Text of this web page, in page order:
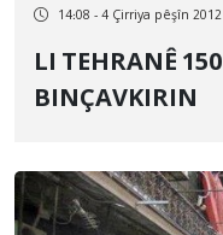
14:08 - 4 Çirriya pêşîn 2012
LI TEHRANÊ 150 KES HATINE
BINÇAVKIRIN